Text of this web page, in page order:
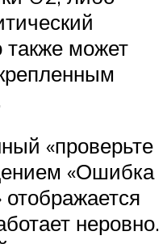
также может
«проверьте
«Ошибка
неровно.